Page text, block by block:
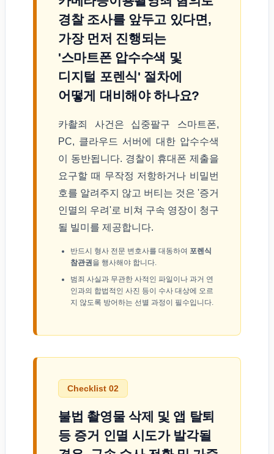
경찰 조사를 앞두고 있다면,
가장 먼저 진행되는
'스마트폰 압수수색 및
디지털 포렌식' 절차에
어떻게 대비해야 하나요?
카촬죄 사건은 십중팔구 스마트폰,
PC, 클라우드 서버에 대한 압수수색
이 동반됩니다. 경찰이 휴대폰 제출을
요구할 때 무작정 저항하거나 비밀번
호를 알려주지 않고 버티는 것은 '증거
인멸의 우려'로 비쳐 구속 영장이 청구
될 빌미를 제공합니다.
반드시 형사 전문 변호사를 대동하여 포렌식
참관권을 행사해야 합니다.
범죄 사실과 무관한 사적인 파일이나 과거 연
인과의 합법적인 사진 등이 수사 대상에 오르
지 않도록 방어하는 선별 과정이 필수입니다.
Checklist 02
불법 촬영물 삭제 및 앱 탈퇴
등 증거 인멸 시도가 발각될